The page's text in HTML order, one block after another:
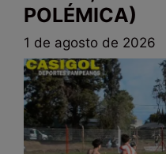
POLÉMICA)
1 de agosto de 2026